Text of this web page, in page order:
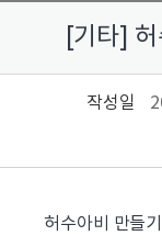
[기타] 허
작성일
허수아비 만들